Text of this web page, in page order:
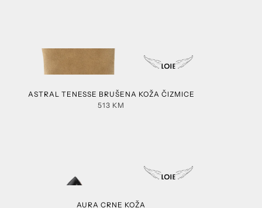
ASTRAL TENESSE BRUŠENA KOŽA ČIZMICE
513 KM
AURA CRNE KOŽA